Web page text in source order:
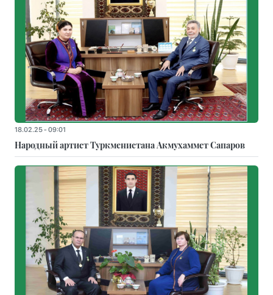
18.02.25 - 09:01
Народный артист Туркменистана Акмухаммет Сапаров